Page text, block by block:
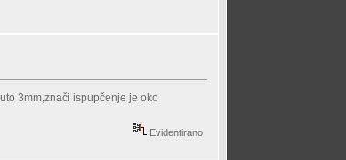
3mm,znači ispupčenje je oko
Evidentirano